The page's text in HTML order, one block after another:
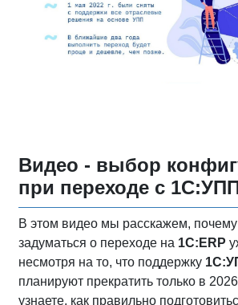
Видео - выбор
при переходе с
В этом видео мы расскажем, почему
задуматься о переходе на 1С:ERP
несмотря на то, что поддержку
планируют прекратить только в
узнаете, как правильно